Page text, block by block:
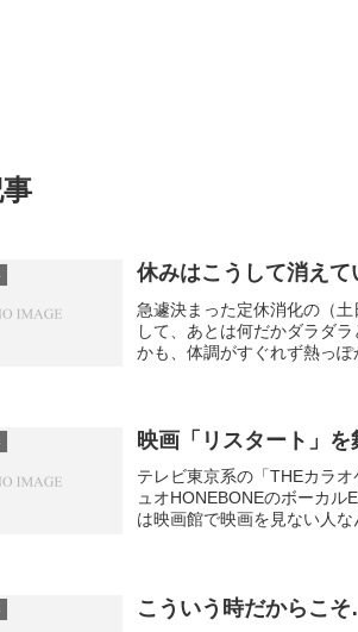
休みはこうして消え
急遽決まった定休消化の（
して、あとは何だかダラダ
かも、体調がすぐれず熱っ
映画「リスタート」
テレビ東京系の「THEカラ
ュオHONEBONEのボーカ
は映画館で映画を見ない人な
こういう時だからこ